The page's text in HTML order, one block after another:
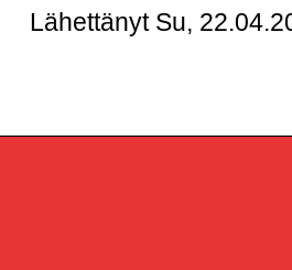
Lähettänyt Su,